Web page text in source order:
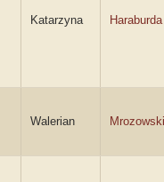
Katarzyna Haraburda
Walerian Mrozowski